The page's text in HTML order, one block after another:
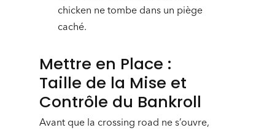
chicken ne tombe dans un piège
caché.
Mettre en Place :
Taille de la Mise et
Contrôle du Bankroll
Avant que la crossing road ne s’ouvre,